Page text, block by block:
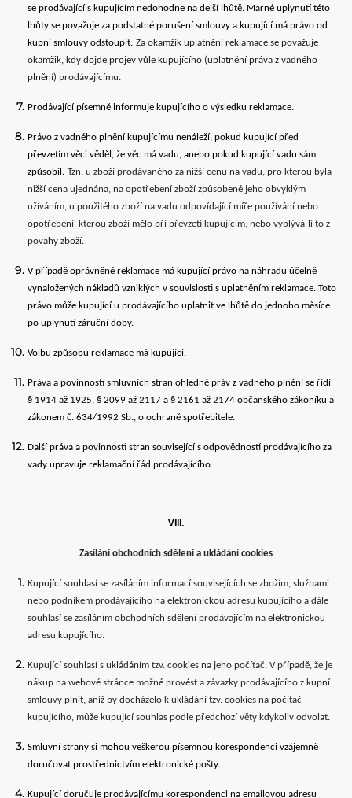
se prodávající s kupujícím nedohodne na delší lhůtě. Marné uplynutí této
lhůty se považuje za podstatné porušení smlouvy a kupující má právo od
kupní smlouvy odstoupit. Za okamžik uplatnění reklamace se považuje
okamžik, kdy dojde projev vůle kupujícího (uplatnění práva z vadného
plnění) prodávajícímu.
Prodávající písemně informuje kupujícího o výsledku reklamace.
Právo z vadného plnění kupujícímu nenáleží, pokud kupující před
převzetím věci věděl, že věc má vadu, anebo pokud kupující vadu sám
způsobil. Tzn. u zboží prodávaného za nižší cenu na vadu, pro kterou byla
nižší cena ujednána, na opotřebení zboží způsobené jeho obvyklým
užíváním, u použitého zboží na vadu odpovídající míře používání nebo
opotřebení, kterou zboží mělo při převzetí kupujícím, nebo vyplývá-li to z
povahy zboží.
V případě oprávněné reklamace má kupující právo na náhradu účelně
vynaložených nákladů vzniklých v souvislosti s uplatněním reklamace. Toto
právo může kupující u prodávajícího uplatnit ve lhůtě do jednoho měsíce
po uplynutí záruční doby.
Volbu způsobu reklamace má kupující.
Práva a povinnosti smluvních stran ohledně práv z vadného plnění se řídí
§ 1914 až 1925, § 2099 až 2117 a § 2161 až 2174 občanského zákoníku a
zákonem č. 634/1992 Sb., o ochraně spotřebitele.
Další práva a povinnosti stran související s odpovědností prodávajícího za
vady upravuje reklamační řád prodávajícího.
VIII.
Zasílání obchodních sdělení a ukládání cookies
Kupující souhlasí se zasíláním informací souvisejících se zbožím, službami
nebo podnikem prodávajícího na elektronickou adresu kupujícího a dále
souhlasí se zasíláním obchodních sdělení prodávajícím na elektronickou
adresu kupujícího.
Kupující souhlasí s ukládáním tzv. cookies na jeho počítač. V případě, že je
nákup na webové stránce možné provést a závazky prodávajícího z kupní
smlouvy plnit, aniž by docházelo k ukládání tzv. cookies na počítač
kupujícího, může kupující souhlas podle předchozí věty kdykoliv odvolat.
Smluvní strany si mohou veškerou písemnou korespondenci vzájemně
doručovat prostřednictvím elektronické pošty.
Kupující doručuje prodávajícímu korespondenci na emailovou adresu